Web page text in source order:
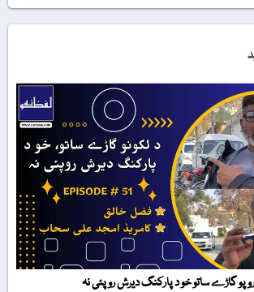
روپو گاڑے ساتو خو د پارکنگ دیرش روپئی نہ